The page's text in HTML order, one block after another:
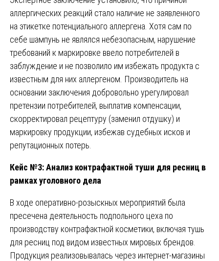
аллергических реакций стало наличие не заявленного
на этикетке потенциального аллергена. Хотя сам по
себе шампунь не являлся небезопасным, нарушение
требований к маркировке ввело потребителей в
заблуждение и не позволило им избежать продукта с
известным для них аллергеном. Производитель на
основании заключения добровольно урегулировал
претензии потребителей, выплатив компенсации,
скорректировал рецептуру (заменил отдушку) и
маркировку продукции, избежав судебных исков и
репутационных потерь.
Кейс №3: Анализ контрафактной туши для ресниц в
рамках уголовного дела
В ходе оперативно-розыскных мероприятий была
пресечена деятельность подпольного цеха по
производству контрафактной косметики, включая тушь
для ресниц под видом известных мировых брендов.
Продукция реализовывалась через интернет-магазины